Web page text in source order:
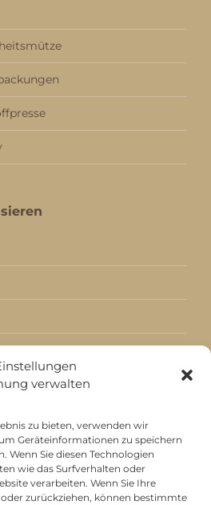
verwalten
zu bieten, verwenden wir
Geräteinformationen zu speichern
Wenn Sie diesen Technologien
wie das Surfverhalten oder
verarbeiten. Wenn Sie Ihre
zurückziehen, können bestimmte